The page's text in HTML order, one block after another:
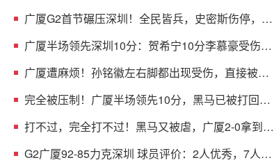
广厦G2首节碾压深圳！全民皆兵，史密斯伤停，贺
广厦半场领先深圳10分：贺希宁10分李慕豪受伤
广厦遭麻烦！孙铭徽左右脚都出现受伤，直接被背
完全被压制！广厦半场领先10分，黑马已被打回原
打不过，完全打不过！黑马又被虐，广厦2-0拿到赛
G2广厦92-85力克深圳 球员评价：2人优秀，7人及